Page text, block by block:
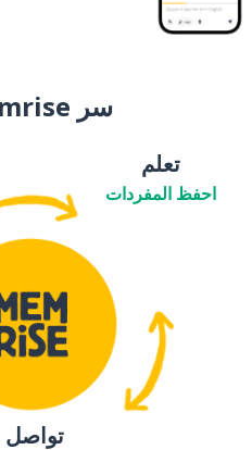
سر Memrise
تعلم
احفظ المفردات
تواصل